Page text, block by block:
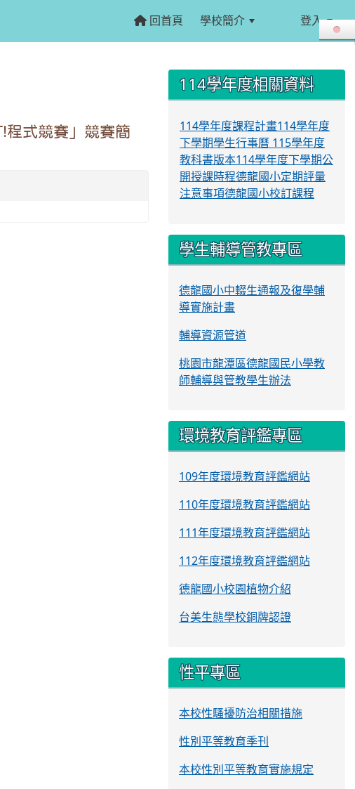
回首頁 學校簡介 登入
式競賽」競賽簡
::: 114學年度相關資料
114學年度課程計畫114學年度
下學期學生行事曆 115學年度
教科書版本114學年度下學期公
開授課時程德龍國小定期評量
注意事項德龍國小校訂課程
學生輔導管教專區
德龍國小中輟生通報及復學輔
導實施計畫
輔導資源管道
桃園市龍潭區德龍國民小學教
師輔導與管教學生辦法
環境教育評鑑專區
109年度環境教育評鑑網站
110年度環境教育評鑑網站
111年度環境教育評鑑網站
112年度環境教育評鑑網站
德龍國小校園植物介紹
台美生態學校銅牌認證
性平專區
本校性騷擾防治相關措施
性別平等教育季刊
本校性別平等教育實施規定